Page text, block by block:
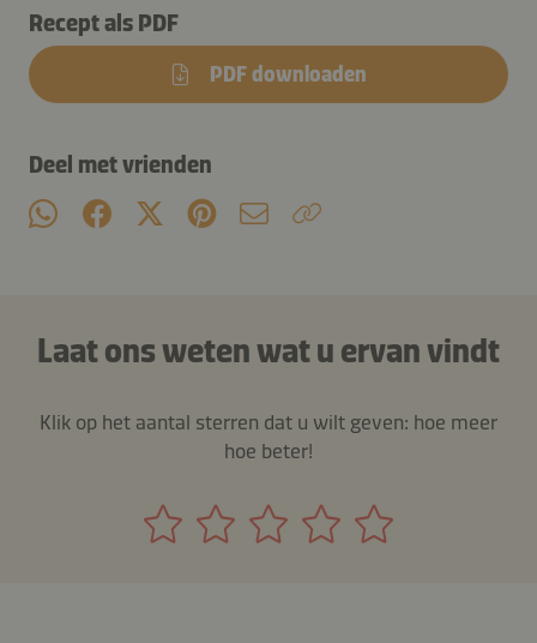
Recept als PDF
PDF downloaden
Deel met vrienden
Laat ons weten wat u ervan vindt
Klik op het aantal sterren dat u wilt geven: hoe meer
hoe beter!